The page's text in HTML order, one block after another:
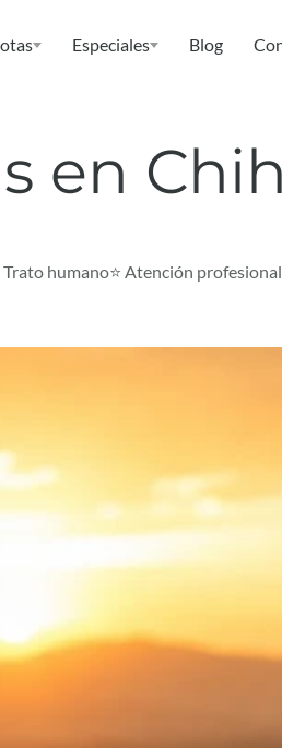
Especiales Blog
en
humano⭐ Atención profesional